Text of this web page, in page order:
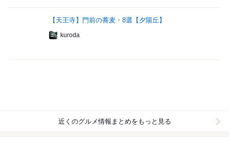
【天王寺】門前の蕎麦・8選【夕陽丘】
kuroda
近くのグルメ情報まとめをもっと見る